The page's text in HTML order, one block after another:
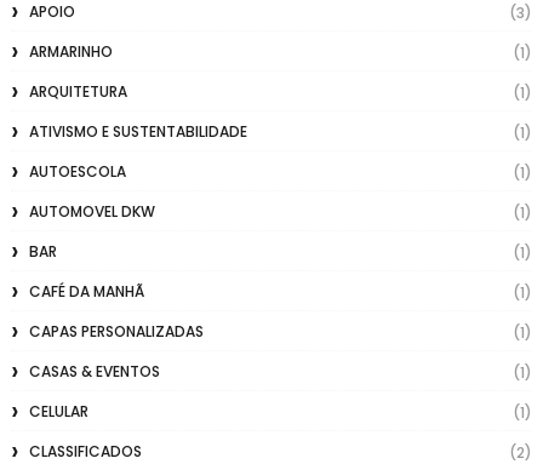
APOIO
(3)
ARMARINHO
(1)
ARQUITETURA
(1)
ATIVISMO E SUSTENTABILIDADE
(1)
AUTOESCOLA
(1)
AUTOMOVEL DKW
(1)
BAR
(1)
CAFÉ DA MANHÃ
(1)
CAPAS PERSONALIZADAS
(1)
CASAS & EVENTOS
(1)
CELULAR
(1)
CLASSIFICADOS
(2)